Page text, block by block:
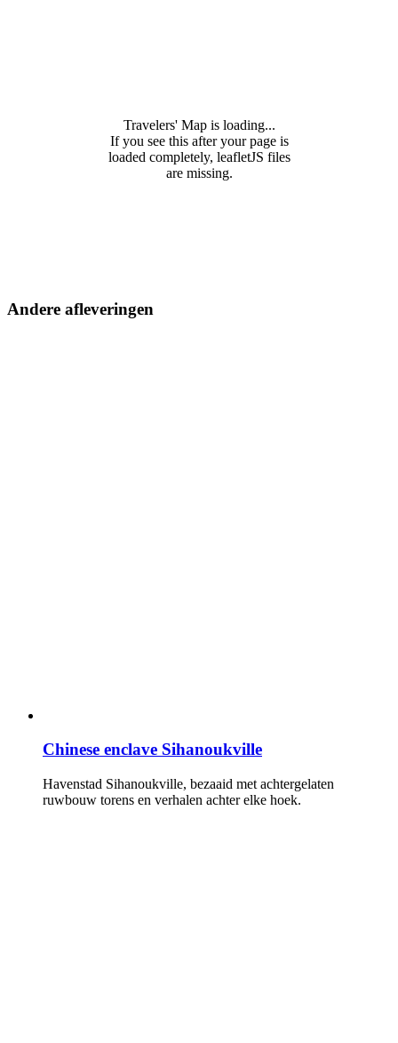
Travelers' Map is loading...
If you see this after your page is
loaded completely, leafletJS files
are missing.
Andere afleveringen
Chinese enclave Sihanoukville
Havenstad Sihanoukville, bezaaid met achtergelaten
ruwbouw torens en verhalen achter elke hoek.